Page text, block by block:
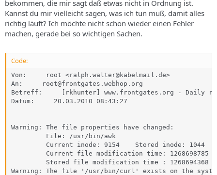
bekommen, die mir sagt daß etwas nicht in Ordnung ist.
Kannst du mir vielleicht sagen, was ich tun muß, damit alles
richtig läuft? Ich möchte nicht schon wieder einen Fehler
machen, gerade bei so wichtigen Sachen.
Code:
Von:     root <ralph.walter@kabelmail.de>
An:     root@frontgates.webhop.org
Betreff:     [rkhunter] www.frontgates.org - Daily
Datum:     20.03.2010 08:43:27
Warning: The file properties have changed:
         File: /usr/bin/awk
         Current inode: 9154    Stored inode: 1044
         Current file modification time: 1268698785
         Stored file modification time : 1268694368
Warning: The file '/usr/bin/curl' exists on the